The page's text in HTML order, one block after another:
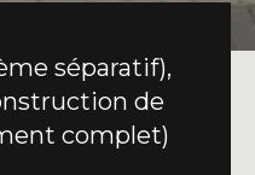
séparatif),
de
complet)